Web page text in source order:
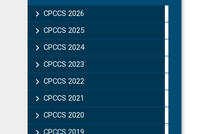
Sidebar
CPCCS 2026
CPCCS 2025
CPCCS 2024
CPCCS 2023
CPCCS 2022
CPCCS 2021
CPCCS 2020
CPCCS 2019 .